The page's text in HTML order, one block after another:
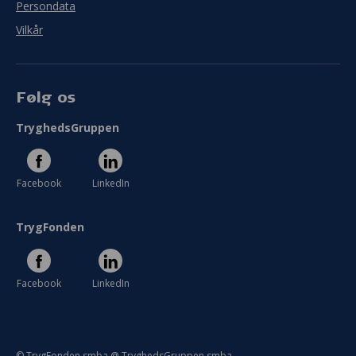
Persondata
Vilkår
Følg os
TryghedsGruppen
Facebook LinkedIn
TrygFonden
Facebook LinkedIn